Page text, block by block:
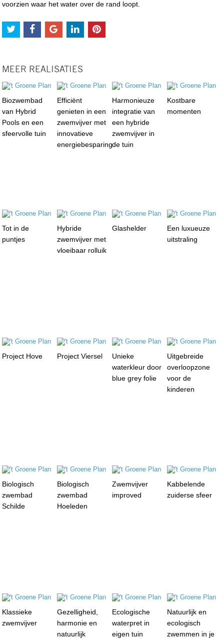
voorzien waar het water over de rand loopt.
MEER REALISATIES
Biozwembad
van Hybrid
Pools en een
sfeervolle tuin
Efficiënt
genieten in een
zwemvijver met
innovatieve
energiebesparing
Harmonieuze
integratie van
een hybride
zwemvijver in
de tuin
Kostbare
momenten
Tot in de
puntjes
Hybride
zwemvijver met
vloeibaar rolluik
Glashelder
Een luxueuze
uitstraling
Project Hove Project Viersel
Unieke
waterkleur door
blue grey folie
Uitgebreide
overloopzone
voor de
kinderen
Biologisch
zwembad
Schilde
Biologisch
zwembad
Hoeleden
Zwemvijver
improved
Kabbelende
zuiderse sfeer
Klassieke
zwemvijver
Gezelligheid,
harmonie en
natuurlijk
Ecologische
waterpret in
eigen tuin
Natuurlijk en
ecologisch
zwemmen in je